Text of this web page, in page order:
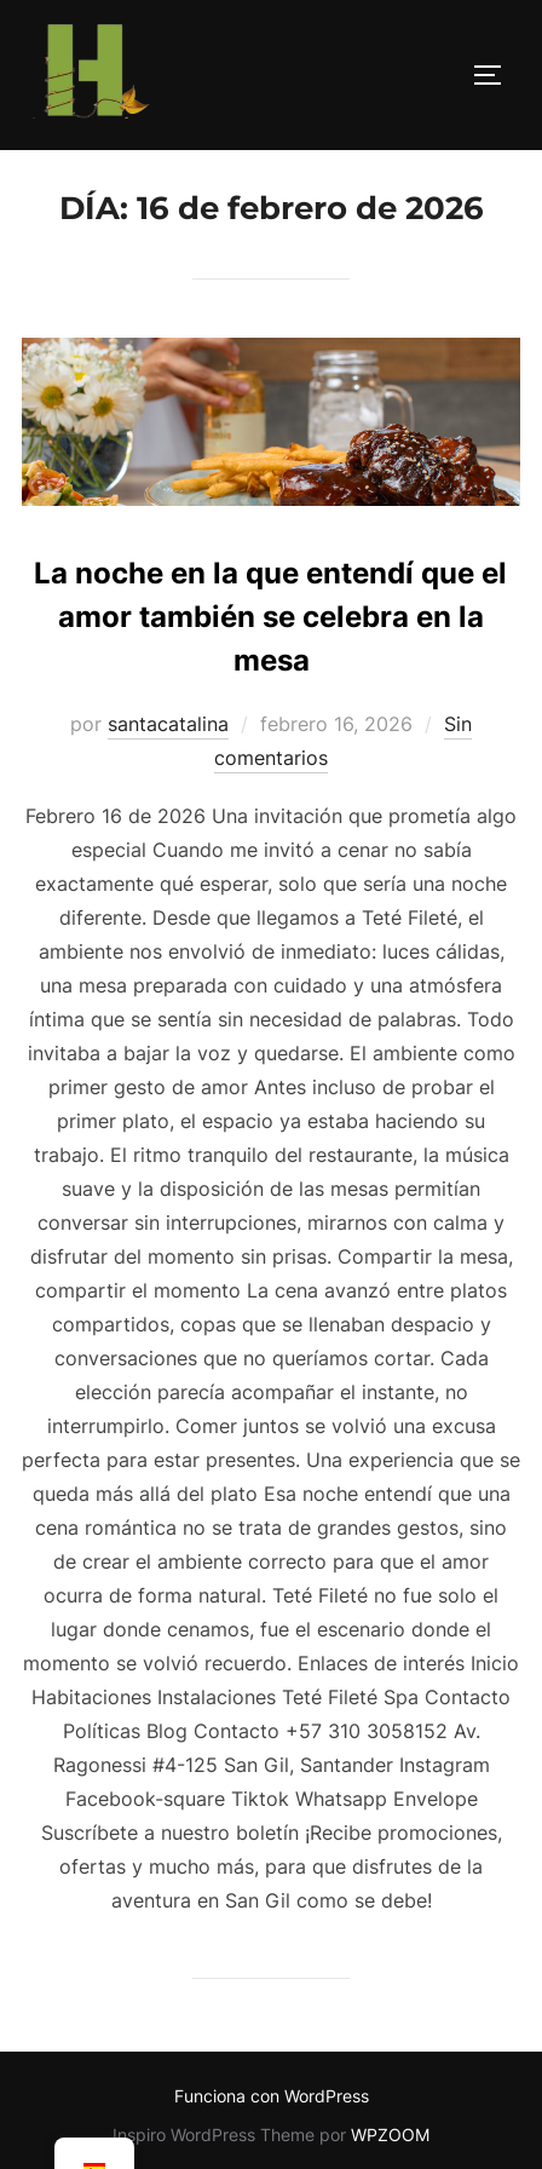
DÍA: 16 de febrero de 2026
La noche en la que entendí que el
amor también se celebra en la
mesa
por santacatalina febrero 16, 2026
Sin
comentarios
Febrero 16 de 2026 Una invitación que prometía algo
especial Cuando me invitó a cenar no sabía
exactamente qué esperar, solo que sería una noche
diferente. Desde que llegamos a Teté Fileté, el
ambiente nos envolvió de inmediato: luces cálidas,
una mesa preparada con cuidado y una atmósfera
íntima que se sentía sin necesidad de palabras. Todo
invitaba a bajar la voz y quedarse. El ambiente como
primer gesto de amor Antes incluso de probar el
primer plato, el espacio ya estaba haciendo su
trabajo. El ritmo tranquilo del restaurante, la música
suave y la disposición de las mesas permitían
conversar sin interrupciones, mirarnos con calma y
disfrutar del momento sin prisas. Compartir la mesa,
compartir el momento La cena avanzó entre platos
compartidos, copas que se llenaban despacio y
conversaciones que no queríamos cortar. Cada
elección parecía acompañar el instante, no
interrumpirlo. Comer juntos se volvió una excusa
perfecta para estar presentes. Una experiencia que se
queda más allá del plato Esa noche entendí que una
cena romántica no se trata de grandes gestos, sino
de crear el ambiente correcto para que el amor
ocurra de forma natural. Teté Fileté no fue solo el
lugar donde cenamos, fue el escenario donde el
momento se volvió recuerdo. Enlaces de interés Inicio
Habitaciones Instalaciones Teté Fileté Spa Contacto
Políticas Blog Contacto +57 310 3058152 Av.
Ragonessi #4-125 San Gil, Santander Instagram
Facebook-square Tiktok Whatsapp Envelope
Suscríbete a nuestro boletín ¡Recibe promociones,
ofertas y mucho más, para que disfrutes de la
aventura en San Gil como se debe!
Funciona con WordPress
Inspiro WordPress Theme por WPZOOM